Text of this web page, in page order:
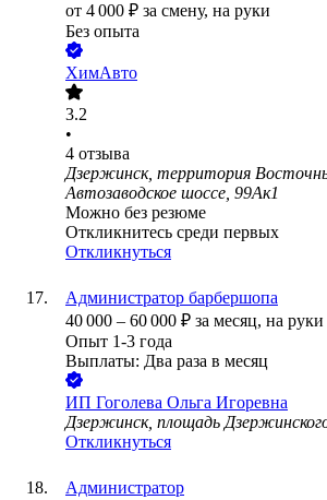
от 4 000 ₽ за смену, на руки
Без опыта
ХимАвто
3.2
•
4 отзыва
Дзержинск, территория
Автозаводское шоссе, 99Ак1
Можно без резюме
Откликнитесь среди первых
Откликнуться
Администратор барбершопа
40 000 – 60 000 ₽ за месяц, на руки
Опыт 1-3 года
Выплаты: Два раза в месяц
ИП Гоголева Ольга Игоревна
Дзержинск, площадь
Откликнуться
Администратор